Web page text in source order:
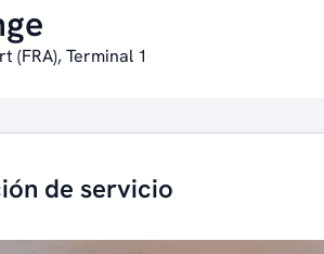
(FRA), Terminal 1
de servicio